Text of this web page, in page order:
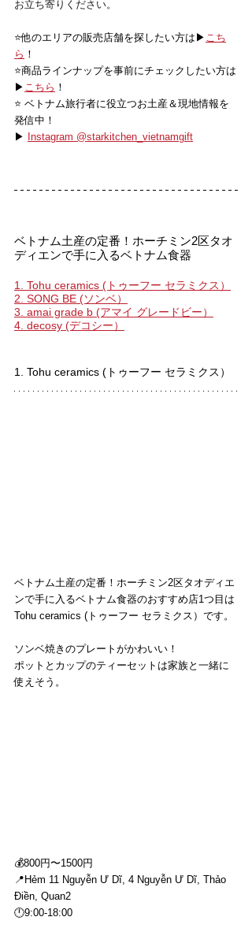
お立ち寄りください。
⭐️他のエリアの販売店舗を探したい方は▶ こち
ら ！
⭐️商品ラインナップを事前にチェックしたい方は
▶ こちら ！
⭐️ ベトナム旅行者に役立つお土産＆現地情報を
発信中！
▶
Instagram @starkitchen_vietnamgift
ベトナム土産の定番！ホーチミン2区タオ
ディエンで手に入るベトナム食器
1. Tohu ceramics (トゥーフー セラミクス）
2. SONG BE (ソンベ）
3. amai grade b (アマイ グレードビー）
4. decosy (デコシー）
1. Tohu ceramics (トゥーフー セラミクス）
ベトナム土産の定番！ホーチミン2区タオディエ
ンで手に入るベトナム食器のおすすめ店1つ目は
Tohu ceramics (トゥーフー セラミクス）です。
ソンベ焼きのプレートがかわいい！
ポットとカップのティーセットは家族と一緒に
使えそう。
💰800円〜1500円
📍Hẻm 11 Nguyễn Ư Dĩ, 4 Nguyễn Ư Dĩ, Thảo
Điền, Quan2
🕛9:00-18:00